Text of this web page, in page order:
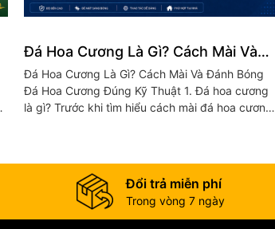
Đá Hoa Cương Là Gì? Cách Mài Và
Đánh Bóng Đá Hoa Cương Đúng Kỹ
Thuật
Đá Hoa Cương Là Gì? Cách Mài Và Đánh Bóng
Đá Hoa Cương Đúng Kỹ Thuật 1. Đá hoa cương
là gì? Trước khi tìm hiểu cách mài đá hoa cương,
Đổi trả miễn phí
Trong vòng 7 ngày